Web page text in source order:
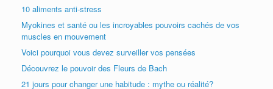
10 aliments anti-stress
Myokines et santé ou les incroyables pouvoirs cachés de vos
muscles en mouvement
Voici pourquoi vous devez surveiller vos pensées
Découvrez le pouvoir des Fleurs de Bach
21 jours pour changer une habitude : mythe ou réalité?